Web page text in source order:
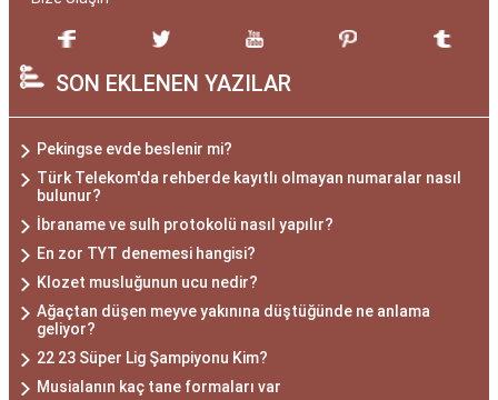
SON EKLENEN YAZILAR
Pekingse evde beslenir mi?
Türk Telekom'da rehberde kayıtlı olmayan numaralar nasıl
bulunur?
İbraname ve sulh protokolü nasıl yapılır?
En zor TYT denemesi hangisi?
Klozet musluğunun ucu nedir?
Ağaçtan düşen meyve yakınına düştüğünde ne anlama
geliyor?
22 23 Süper Lig Şampiyonu Kim?
Musialanın kaç tane formaları var